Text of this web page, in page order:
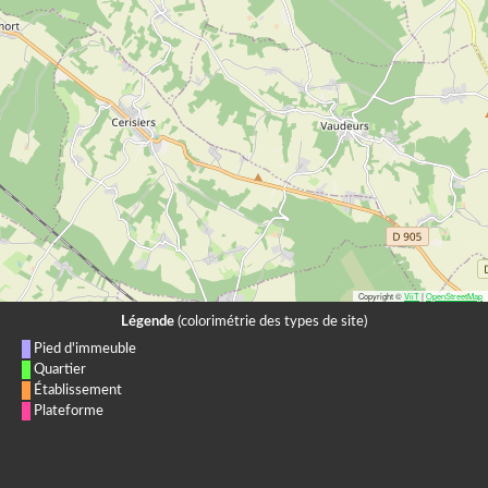
Copyright ©ViiT|OpenStreetMap
Légende (colorimétrie des types de site)
Pied d'immeuble
Quartier
Établissement
Plateforme